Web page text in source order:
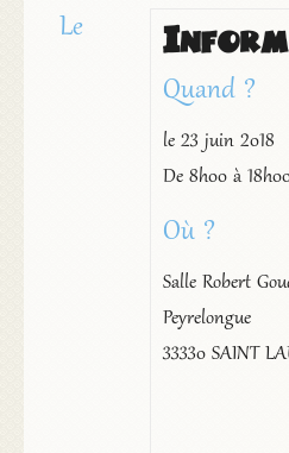
Quand ?
le 23 juin 2018
De 8h00 à
Où ?
Salle Robert
Peyrelongue
33330 SAINT
Le